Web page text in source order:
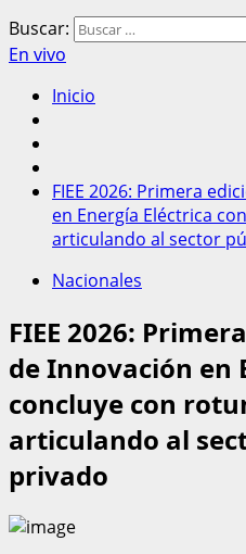
Buscar:
En vivo
Inicio
FIEE 2026: Primera
en Energía Eléctrica
articulando al sector
Nacionales
FIEE 2026:
de Innovación en
concluye con
articulando al
privado